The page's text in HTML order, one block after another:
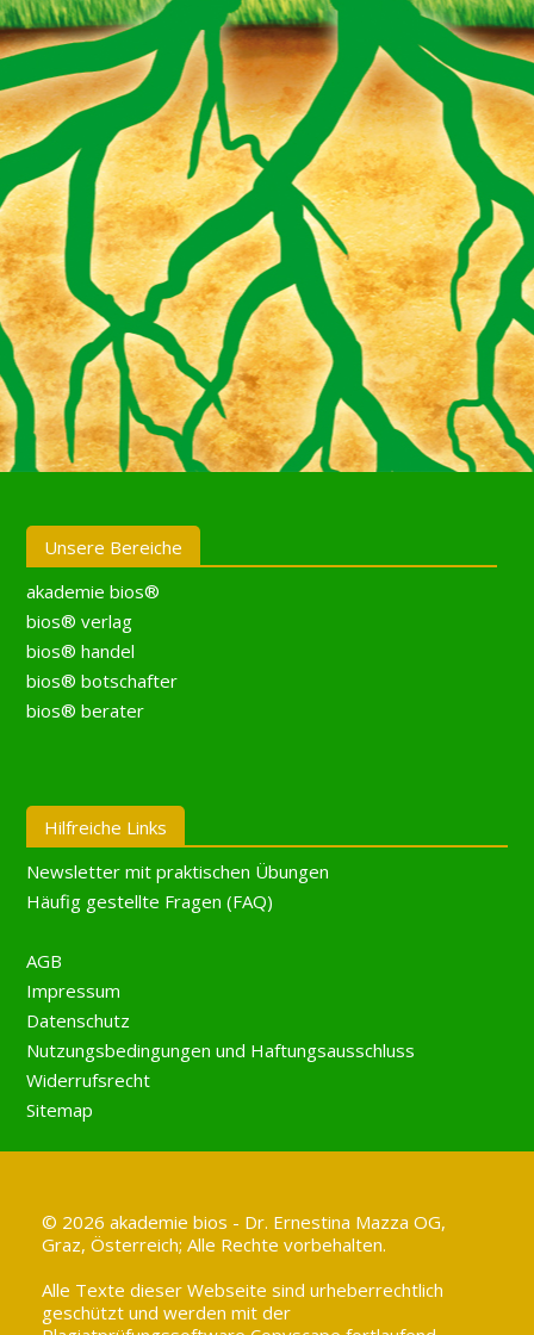
Unsere Bereiche
akademie bios®
bios® verlag
bios® handel
bios® botschafter
bios® berater
Hilfreiche Links
Newsletter mit praktischen Übungen
Häufig gestellte Fragen (FAQ)
AGB
Impressum
Datenschutz
Nutzungsbedingungen und Haftungsausschluss
Widerrufsrecht
Sitemap
© 2026 akademie bios - Dr. Ernestina Mazza OG,
Graz, Österreich; Alle Rechte vorbehalten.
Alle Texte dieser Webseite sind urheberrechtlich
geschützt und werden mit der